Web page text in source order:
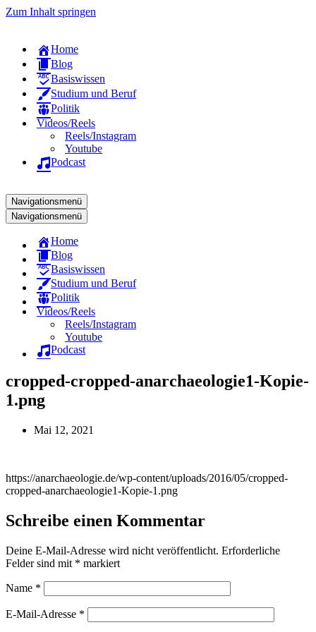
Zum Inhalt springen
Home
Blog
Basiswissen
Studium und Beruf
Politik
Videos/Reels
Reels/Instagram
Youtube
Podcast
Navigationsmenü
Navigationsmenü
Home
Blog
Basiswissen
Studium und Beruf
Politik
Videos/Reels
Reels/Instagram
Youtube
Podcast
cropped-cropped-anarchaeologie1-Kopie-
1.png
Mai 12, 2021
https://anarchaeologie.de/wp-content/uploads/2016/05/cropped-
cropped-anarchaeologie1-Kopie-1.png
Schreibe einen Kommentar
Deine E-Mail-Adresse wird nicht veröffentlicht. Erforderliche
Felder sind mit * markiert
Name *
E-Mail-Adresse *